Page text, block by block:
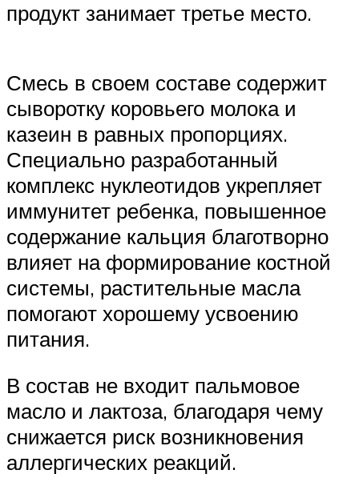
продукт занимает третье место.
Смесь в своем составе содержит
сыворотку коровьего молока и
казеин в равных пропорциях.
Специально разработанный
комплекс нуклеотидов укрепляет
иммунитет ребенка, повышенное
содержание кальция благотворно
влияет на формирование костной
системы, растительные масла
помогают хорошему усвоению
питания.
В состав не входит пальмовое
масло и лактоза, благодаря чему
снижается риск возникновения
аллергических реакций.